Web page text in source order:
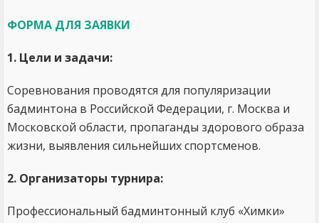
ФОРМА ДЛЯ ЗАЯВКИ
1. Цели и задачи:
Соревнования проводятся для популяризации
бадминтона в Российской Федерации, г. Москва и
Московской области, пропаганды здорового образа
жизни, выявления сильнейших спортсменов.
2. Организаторы турнира:
Профессиональный бадминтонный клуб «Химки»